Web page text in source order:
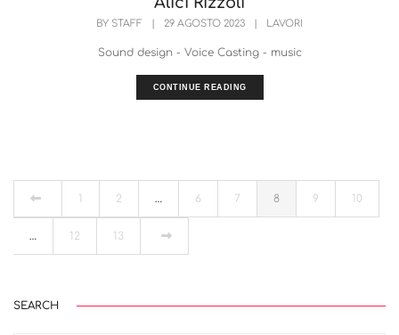
BY STAFF 29 AGOSTO 2023 LAVORI
Sound design - Voice Casting - music
CONTINUE READING
1 2 … 6 7 8 9 10
… 12 13
SEARCH